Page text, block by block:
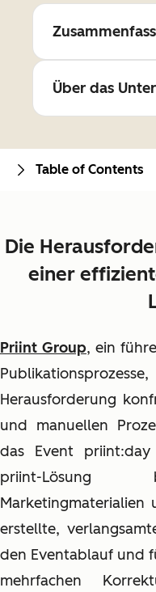
Über das
Die
einer
Priint Group, ein
Herausforderung
und manuellen
das Event
priint-Lösung
Marketingmaterialien
erstellte,
den Eventablauf und
mehrfachen
Table of Contents